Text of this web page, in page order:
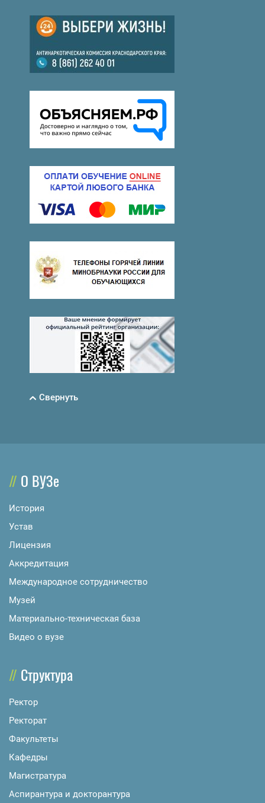
Свернуть
О ВУЗе
История
Устав
Лицензия
Аккредитация
Международное сотрудничество
Музей
Материально-техническая база
Видео о вузе
Структура
Ректор
Ректорат
Факультеты
Кафедры
Магистратура
Аспирантура и докторантура